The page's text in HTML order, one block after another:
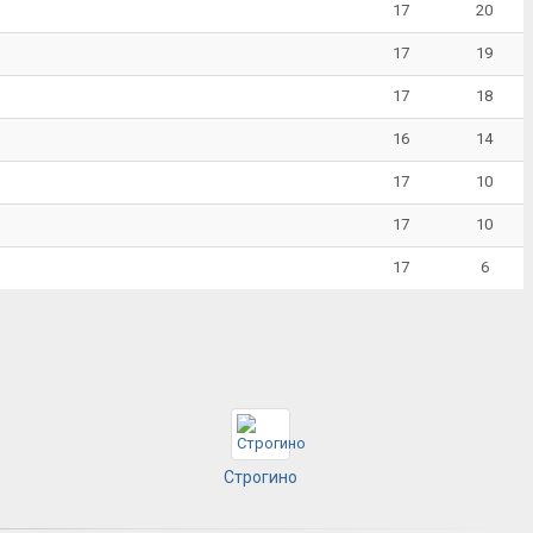
17 20
17 19
17 18
16 14
17 10
17 10
17 6
Строгино